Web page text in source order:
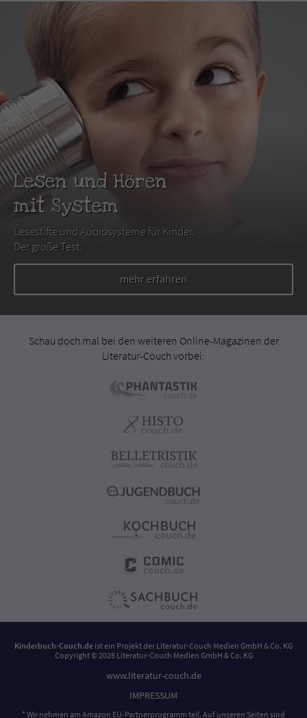
Lesen und Hören
mit System
Lesestifte und Audiosysteme für Kinder.
Der große Test.
mehr erfahren
Schau doch mal bei den weiteren Online-Magazinen der
Literatur-Couch vorbei:
Kinderbuch-Couch.de ist ein Projekt der Literatur-Couch Medien GmbH & Co. KG
Copyright © 2026 Literatur-Couch Medien GmbH & Co. KG
www.literatur-couch.de
IMPRESSUM
* Wir nehmen am Amazon EU-Partnerprogramm teil. Auf unseren Seiten sind